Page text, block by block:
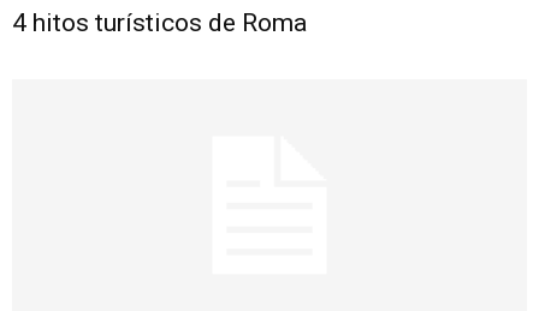
4 hitos turísticos de Roma